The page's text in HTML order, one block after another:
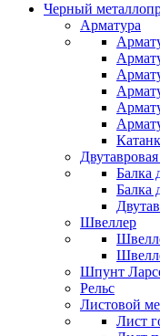
Черный
Арматура
Балка
Балка
Швеллер
Шпунт
Рельс
Листовой
Лист